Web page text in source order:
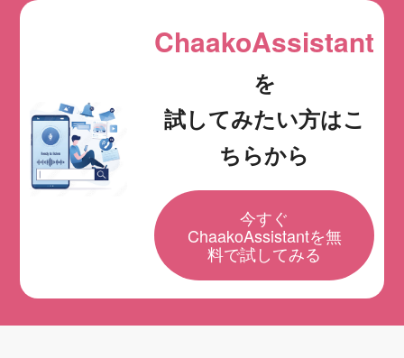
ChaakoAssistant
を
試してみたい方はこ
ちらから
今すぐ
ChaakoAssistantを無
料で試してみる